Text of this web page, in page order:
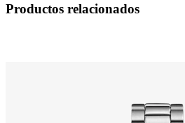
Productos relacionados